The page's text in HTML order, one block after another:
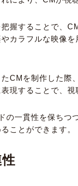
握することで、
カラフルな映像
CMを制作した際
現することで、
一貫性を保ちつ
ことができます。